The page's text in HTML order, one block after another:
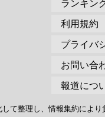
ランキン
利用規約
プライバ
お問い合
報道につ
て整理し、情報集約により